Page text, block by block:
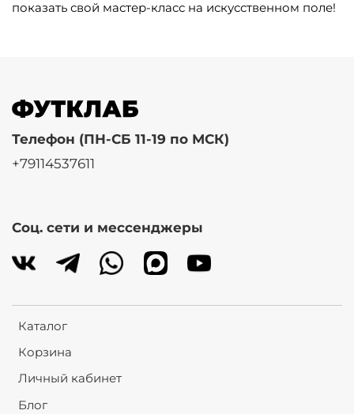
показать свой мастер-класс на искусственном поле!
Каталог
Корзина
Личный кабинет
Блог
Телефон (ПН-СБ 11-19 по МСК)
+79114537611
Соц. сети и мессенджеры